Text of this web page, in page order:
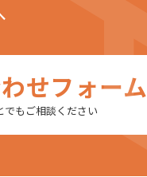
せフォーム
でもご相談ください